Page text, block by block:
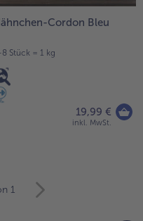
Cordon Bleu
Stück = 1 kg
19,99 €
inkl. MwSt.
1